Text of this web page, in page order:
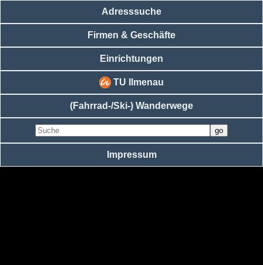
Adresssuche
Firmen & Geschäfte
Einrichtungen
TU Ilmenau
(Fahrrad-/Ski-) Wanderwege
Impressum